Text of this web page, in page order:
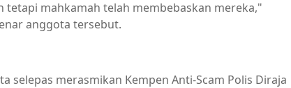
mahkamah telah membebaskan mereka,"
anggota tersebut.
selepas merasmikan Kempen Anti-Scam Polis Diraja